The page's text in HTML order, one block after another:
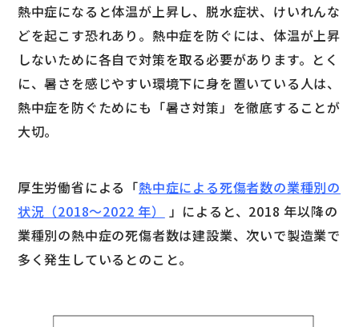
熱中症になると体温が上昇し、脱水症状、けいれんな
どを起こす恐れあり。熱中症を防ぐには、体温が上昇
しないために各自で対策を取る必要があります。とく
に、暑さを感じやすい環境下に身を置いている人は、
熱中症を防ぐためにも「暑さ対策」を徹底することが
大切。
厚生労働省による「熱中症による死傷者数の業種別の
状況（2018～2022 年）
」によると、2018 年以降の
業種別の熱中症の死傷者数は建設業、次いで製造業で
多く発生しているとのこと。